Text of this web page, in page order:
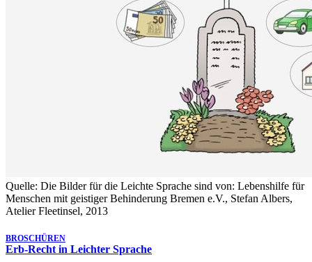
Quelle: Die Bilder für die Leichte Sprache sind von: Lebenshilfe für
Menschen mit geistiger Behinderung Bremen e.V., Stefan Albers,
Atelier Fleetinsel, 2013
BROSCHÜREN
Erb-Recht in Leichter Sprache